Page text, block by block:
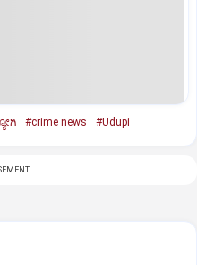
#crime news #Udupi